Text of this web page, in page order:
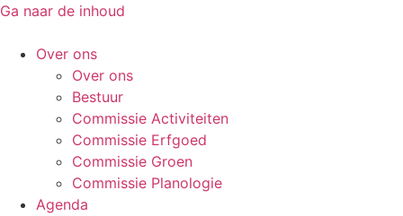
Ga naar de inhoud
Over ons
Over ons
Bestuur
Commissie Activiteiten
Commissie Erfgoed
Commissie Groen
Commissie Planologie
Agenda